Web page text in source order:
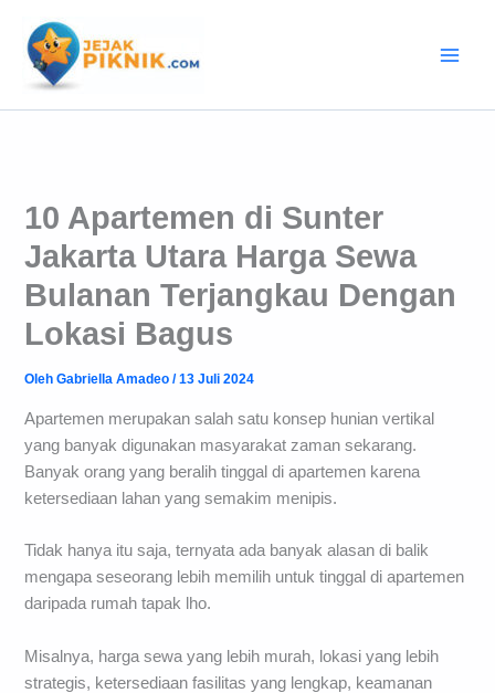
konten
10 Apartemen di Sunter
Jakarta Utara Harga Sewa
Bulanan Terjangkau Dengan
Lokasi Bagus
OlehGabriella Amadeo/13 Juli 2024
Apartemen merupakan salah satu konsep hunian vertikal
yang banyak digunakan masyarakat zaman sekarang.
Banyak orang yang beralih tinggal di apartemen karena
ketersediaan lahan yang semakim menipis.
Tidak hanya itu saja, ternyata ada banyak alasan di balik
mengapa seseorang lebih memilih untuk tinggal di apartemen
daripada rumah tapak lho.
Misalnya, harga sewa yang lebih murah, lokasi yang lebih
strategis, ketersediaan fasilitas yang lengkap, keamanan